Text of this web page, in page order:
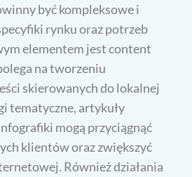
być kompleksowe i
rynku oraz potrzeb
elementem jest content
na tworzeniu
skierowanych do lokalnej
tematyczne, artykuły
mogą przyciągnąć
klientów oraz zwiększyć
Również działania